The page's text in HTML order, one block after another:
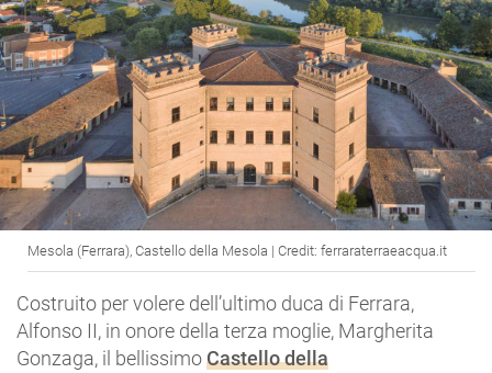
Mesola (Ferrara), Castello della Mesola | Credit: ferraraterraeacqua.it
Costruito per volere dell’ultimo duca di Ferrara,
Alfonso II, in onore della terza moglie, Margherita
Gonzaga, il bellissimoCastello della